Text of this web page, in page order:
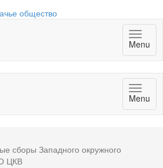
Menu
Menu
сборы Западного окружного
ЦКВ